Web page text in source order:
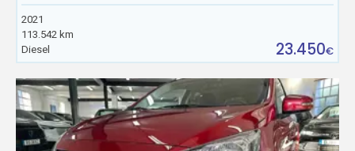
2021
113.542 km
Diesel
23.450€